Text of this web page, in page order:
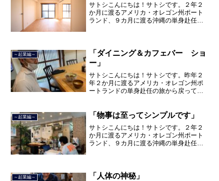
サトシこんにちは！サトシです。２年２
か月に渡るアメリカ・オレゴン州ポート
ランド、９カ月に渡る沖縄の単身赴任の
品川区南大井で不動産を主...
～起業編～
「ダイニング＆カフェバー ショ
ー」
サトシこんにちは！サトシです。昨年２
年２か月に渡るアメリカ・オレゴン州ポ
ートランドの単身赴任の旅から戻ってき
で２３年間のサラリーマン人生を卒業
し、東京品川区南大井で不動...
～起業編～ 「物事は至ってシンプルです」
サトシこんにちは！サトシです。２年２
か月に渡るアメリカ・オレゴン州ポート
ランド、９カ月に渡る沖縄の単身赴任の
品川区南大井で不動産を主...
～起業編～ 「人体の神秘」